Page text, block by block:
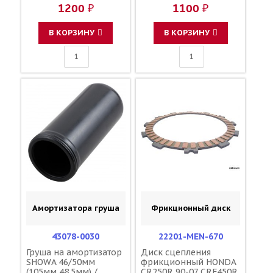
1200 ₽
В КОРЗИНУ
1100 ₽
В КОРЗИНУ
Амортизатора груша
43078-0030
Груша на амортизатор
SHOWA 46/50мм
Фрикционный диск
22201-MEN-670
Диск сцепления
фрикционный HONDA